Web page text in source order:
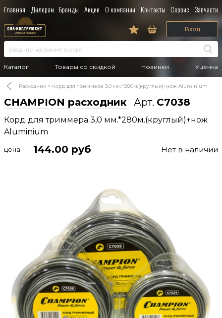
Главная Дилерам Бренды Акции О компании Контакты Сервис Запчасти
Каталог Товары со скидкой Новинки Уценка
Вход
Расходник Корд для триммера 3,0 мм.*280м.(круглый)+нож Aluminium
CHAMPION расходник Арт. C7038
Корд для триммера 3,0 мм.*280м.(круглый)+нож
Aluminium
цена 144.00 руб Нет в наличии